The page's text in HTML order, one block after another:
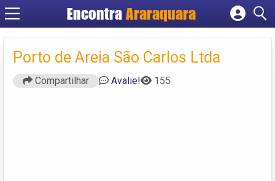
EncontraAraraquara
Cadastrar empresa
Fazer login
Criar conta
Porto de Areia São Carlos Ltda
Compartilhar Avalie! 155